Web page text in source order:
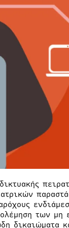
των μη
δικαιώματα